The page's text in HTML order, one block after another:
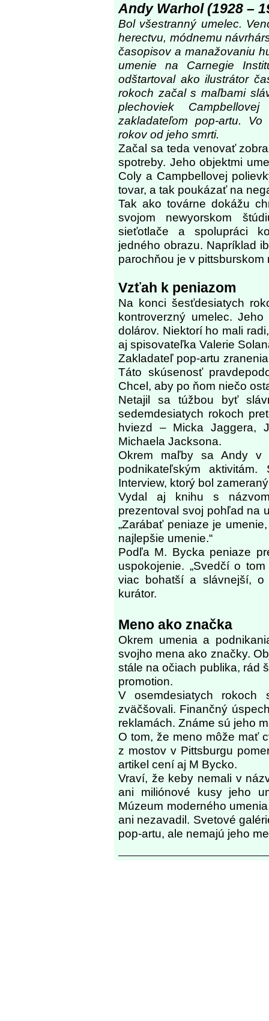
Andy Warhol (1928 –
Bol všestranný umelec.
herectvu, módnemu
časopisov a manažovaniu
umenie na Carnegie
odštartoval ako ilustrátor
rokoch začal s maľbami
plechoviek
zakladateľom pop-artu.
rokov od jeho smrti.
Začal sa teda venovať
spotreby. Jeho objektmi
Coly a Campbellovej
tovar, a tak poukázať na
Tak ako továrne dokážu
svojom newyorskom
sieťotlače a spolupráci
jedného obrazu. Napríklad
parochňou je v
Vzťah k peniazom
Na konci šesťdesiatych
kontroverzný umelec.
dolárov. Niektorí ho mali
aj spisovateľka Valerie
Zakladateľ pop-artu
Táto skúsenosť
Chcel, aby po ňom niečo
Netajil sa túžbou byť
sedemdesiatych rokoch
hviezd – Micka Jaggera,
Michaela Jacksona.
Okrem maľby sa Andy v
podnikateľským
Interview, ktorý bol
Vydal aj knihu s
prezentoval svoj pohľad na
„Zarábať peniaze je
najlepšie umenie.“
Podľa M. Bycka peniaze
uspokojenie. „Svedčí o
viac bohatší a slávnejší, o
kurátor.
Meno ako značka
Okrem umenia a
svojho mena ako značky.
stále na očiach publika, rád
promotion.
V osemdesiatych
zväčšovali. Finančný
reklamách. Známe sú jeho
O tom, že meno môže mať
z mostov v Pittsburgu
artikel cení aj M Bycko.
Vraví, že keby nemali v
ani miliónové kusy jeho
Múzeum moderného
ani nezavadil. Svetové
pop-artu, ale nemajú jeho